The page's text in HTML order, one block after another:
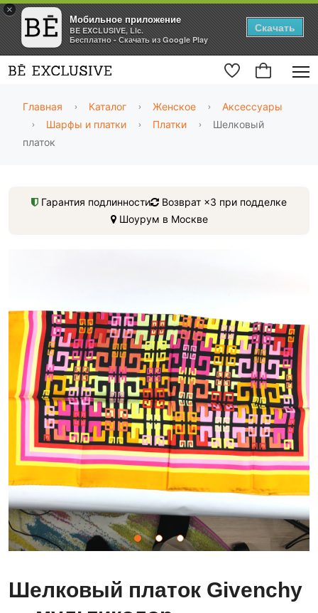
×
Мобильное приложение
BE EXCLUSIVE, Llc.
Бесплатно - Скачать из Google Play
Скачать
Главная Каталог Женское
Аксессуары
Шарфы и платки
Платки
Шелковый
платок
Гарантия подлинности
Возврат ×3 при подделке
Шоурум в Москве
Шелковый платок Givenchy